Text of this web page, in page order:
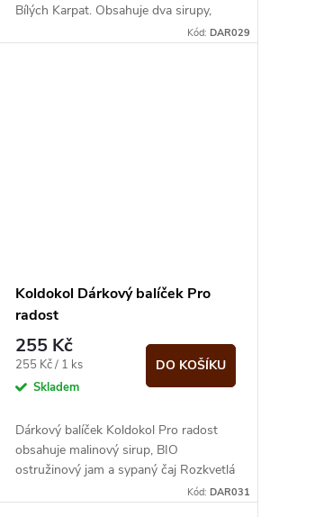
Bílých Karpat. Obsahuje dva sirupy,
BIO bioládu a sypaný čaj, takže se
Kód: DAR029
Koldokol Dárkový balíček Pro
radost
255 Kč
Měrná
cena:
255 Kč / 1 ks
Skladem
DO KOŠÍKU
Dárkový balíček Koldokol Pro radost
obsahuje malinový sirup, BIO
ostružinový jam a sypaný čaj Rozkvetlá
louka. Malý poctivý set pro sladkou...
Kód: DAR031